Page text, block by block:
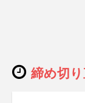
締め切